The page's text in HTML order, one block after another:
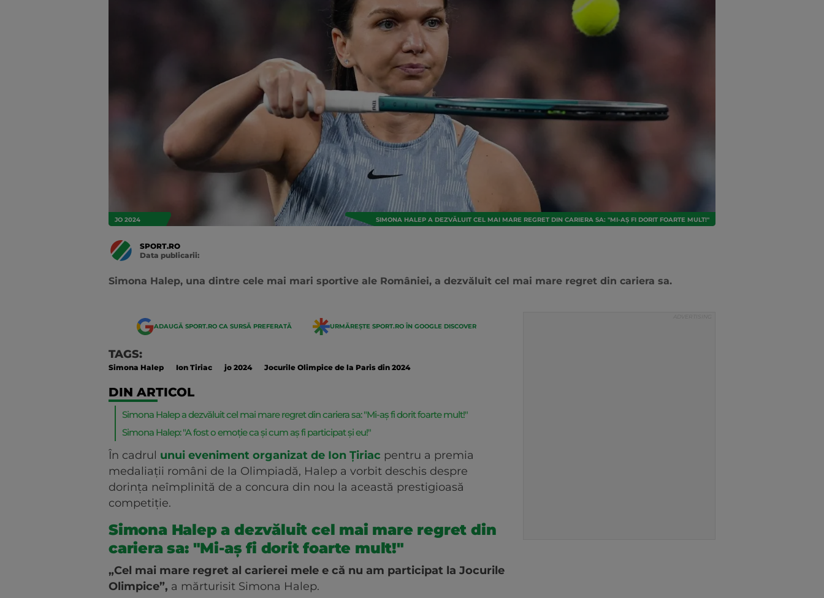
JO 2024 SIMONA HALEP A DEZVĂLUIT CEL MAI MARE REGRET DIN CARIERA SA: "MI-AȘ FI DORIT FOARTE MULT!"
SPORT.RO
Data publicarii:
Simona Halep, una dintre cele mai mari sportive ale României, a dezvăluit cel mai mare regret din cariera sa.
ADAUGĂ SPORT.RO CA SURSĂ PREFERATĂ URMĂREȘTE SPORT.RO ÎN GOOGLE DISCOVER
TAGS:
Simona Halep Ion Tiriac jo 2024 Jocurile Olimpice de la Paris din 2024
DIN ARTICOL
Simona Halep a dezvăluit cel mai mare regret din cariera sa: "Mi-aș fi dorit foarte mult!"
Simona Halep: "A fost o emoție ca și cum aș fi participat și eu!"
În cadrul unui eveniment organizat de Ion Țiriac pentru a premia
medaliații români de la Olimpiadă, Halep a vorbit deschis despre
dorința neîmplinită de a concura din nou la această prestigioasă
competiție.
Simona Halep a dezvăluit cel mai mare regret din
cariera sa: "Mi-aș fi dorit foarte mult!"
„Cel mai mare regret al carierei mele e că nu am participat la Jocurile
Olimpice”, a mărturisit Simona Halep.